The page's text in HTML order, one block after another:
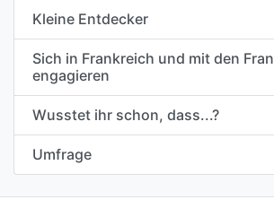
Kleine Entdecker
Sich in Frankreich und mit den
engagieren
Wusstet ihr schon, dass...?
Umfrage